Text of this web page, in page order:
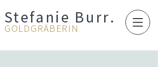
Stefanie Burr.
GOLDGRÄBERIN